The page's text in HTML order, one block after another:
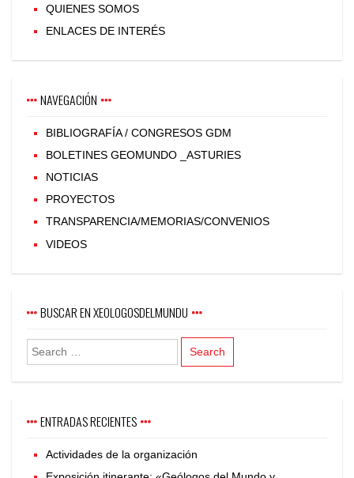
QUIENES SOMOS
ENLACES DE INTERÉS
NAVEGACIÓN
BIBLIOGRAFÍA / CONGRESOS GDM
BOLETINES GEOMUNDO _ASTURIES
NOTICIAS
PROYECTOS
TRANSPARENCIA/MEMORIAS/CONVENIOS
VIDEOS
BUSCAR EN XEOLOGOSDELMUNDU
ENTRADAS RECIENTES
Actividades de la organización